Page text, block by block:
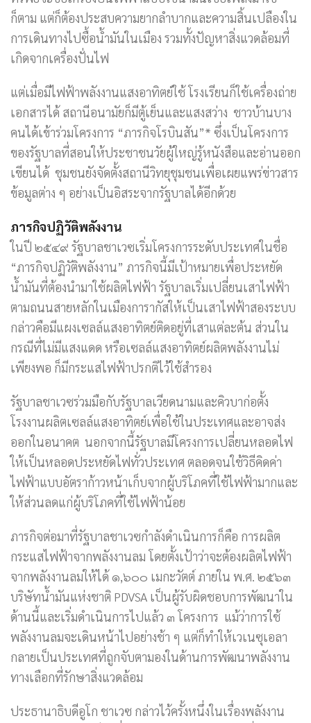
ก็ตาม แต่ก็ต้องประสบความยากลำบากและความสิ้นเปลืองใน
การเดินทางไปซื้อน้ำมันในเมือง รวมทั้งปัญหาสิ่งแวดล้อมที่
เกิดจากเครื่องปั่นไฟ
แต่เมื่อมีไฟฟ้าพลังงานแสงอาทิตย์ใช้ โรงเรียนก็ใช้เครื่องถ่าย
เอกสารได้ สถานีอนามัยก็มีตู้เย็นและแสงสว่าง ชาวบ้านบาง
คนได้เข้าร่วมโครงการ “ภารกิจโรบินสัน”* ซึ่งเป็นโครงการ
ของรัฐบาลที่สอนให้ประชาชนวัยผู้ใหญ่รู้หนังสือและอ่านออก
เขียนได้ ชุมชนยังจัดตั้งสถานีวิทยุชุมชนเพื่อเผยแพร่ข่าวสาร
ข้อมูลต่าง ๆ อย่างเป็นอิสระจากรัฐบาลได้อีกด้วย
ภารกิจปฏิวัติพลังงาน
ในปี ๒๕๔๙ รัฐบาลชาเวซเริ่มโครงการระดับประเทศในชื่อ
“ภารกิจปฏิวัติพลังงาน” ภารกิจนี้มีเป้าหมายเพื่อประหยัด
น้ำมันที่ต้องนำมาใช้ผลิตไฟฟ้า รัฐบาลเริ่มเปลี่ยนเสาไฟฟ้า
ตามถนนสายหลักในเมืองการากัสให้เป็นเสาไฟฟ้าสองระบบ
กล่าวคือมีแผงเซลล์แสงอาทิตย์ติดอยู่ที่เสาแต่ละต้น ส่วนใน
กรณีที่ไม่มีแสงแดด หรือเซลล์แสงอาทิตย์ผลิตพลังงานไม่
เพียงพอ ก็มีกระแสไฟฟ้าปรกติไว้ใช้สำรอง
รัฐบาลชาเวซร่วมมือกับรัฐบาลเวียดนามและคิวบาก่อตั้ง
โรงงานผลิตเซลล์แสงอาทิตย์เพื่อใช้ในประเทศและอาจส่ง
ออกในอนาคต นอกจากนี้รัฐบาลมีโครงการเปลี่ยนหลอดไฟ
ให้เป็นหลอดประหยัดไฟทั่วประเทศ ตลอดจนใช้วิธีคิดค่า
ไฟฟ้าแบบอัตราก้าวหน้าเก็บจากผู้บริโภคที่ใช้ไฟฟ้ามากและ
ให้ส่วนลดแก่ผู้บริโภคที่ใช้ไฟฟ้าน้อย
ภารกิจต่อมาที่รัฐบาลชาเวซกำลังดำเนินการก็คือ การผลิต
กระแสไฟฟ้าจากพลังงานลม โดยตั้งเป้าว่าจะต้องผลิตไฟฟ้า
จากพลังงานลมให้ได้ ๑,๖๐๐ เมกะวัตต์ ภายใน พ.ศ. ๒๕๖๓
บริษัทน้ำมันแห่งชาติ PDVSA เป็นผู้รับผิดชอบการพัฒนาใน
ด้านนี้และเริ่มดำเนินการไปแล้ว ๓ โครงการ แม้ว่าการใช้
พลังงานลมจะเดินหน้าไปอย่างช้า ๆ แต่ก็ทำให้เวเนซุเอลา
กลายเป็นประเทศที่ถูกจับตามองในด้านการพัฒนาพลังงาน
ทางเลือกที่รักษาสิ่งแวดล้อม
ประธานาธิบดีอูโก ชาเวซ กล่าวไว้ครั้งหนึ่งในเรื่องพลังงาน